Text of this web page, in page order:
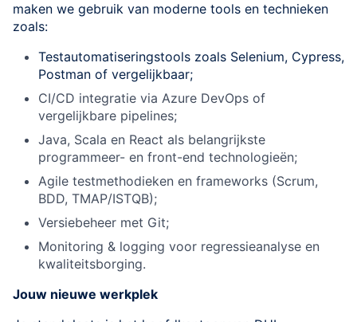
maken we gebruik van moderne tools en technieken
zoals:
Testautomatiseringstools zoals Selenium, Cypress,
Postman of vergelijkbaar;
CI/CD integratie via Azure DevOps of
vergelijkbare pipelines;
Java, Scala en React als belangrijkste
programmeer- en front-end technologieën;
Agile testmethodieken en frameworks (Scrum,
BDD, TMAP/ISTQB);
Versiebeheer met Git;
Monitoring & logging voor regressieanalyse en
kwaliteitsborging.
Jouw nieuwe werkplek